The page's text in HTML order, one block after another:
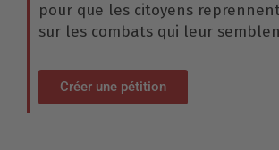
pour que les citoyens
sur les combats qui leur
Créer une pétition